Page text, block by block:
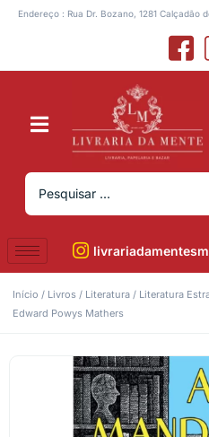
Endereço : Rua Dr. Bozano, 1281 Calçadão
livrariadamentesm
Início / Livros / Literatura / Literatura
Edward Powys Mathers